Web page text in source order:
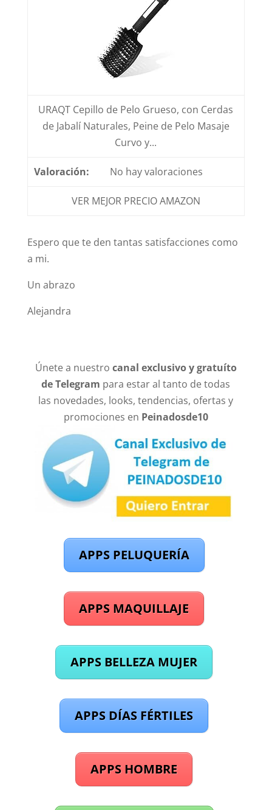
URAQT Cepillo de Pelo Grueso, con Cerdas
de Jabalí Naturales, Peine de Pelo Masaje
Curvo y...
No hay valoraciones
VER MEJOR PRECIO AMAZON
Espero que te den tantas satisfacciones como
a mi.
Un abrazo
Alejandra
Únete a nuestro canal exclusivo y gratuíto
de Telegram para estar al tanto de todas
las novedades, looks, tendencias, ofertas y
promociones en Peinadosde10
APPS PELUQUERÍA
APPS MAQUILLAJE
APPS BELLEZA MUJER
APPS DÍAS FÉRTILES
APPS HOMBRE